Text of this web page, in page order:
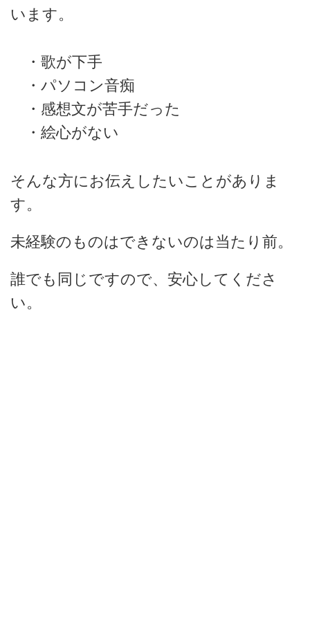
います。
・歌が下手
・パソコン音痴
・感想文が苦手だった
・絵心がない
そんな方にお伝えしたいことがありま
す。
未経験のものはできないのは当たり前。
誰でも同じですので、安心してくださ
い。